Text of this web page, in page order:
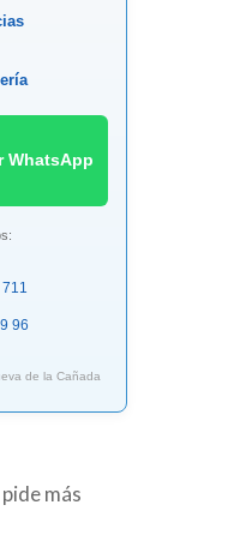
WhatsApp
96
de la Cañada
más